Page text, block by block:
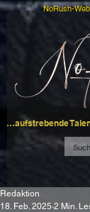
…aufstrebende
NoRush-
Redaktion
18. Feb. 2025 2 Min.